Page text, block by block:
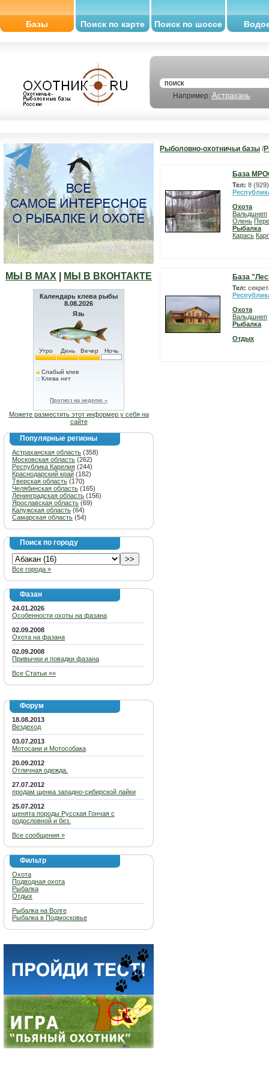
Базы Поиск по карте Поиск по шоссе
Например: Астрахань
МЫ В МАХ МЫ В ВКОНТАКТЕ
Календарь клева рыбы
8.08.2026
Язь
Утро День Вечер Ночь
Слабый клев
Клева нет
Прогноз на неделю »
Можете разместить этот информер у себя на
сайте
Популярные регионы
Астраханская область (358)
Московская область (262)
Республика Карелия (244)
Краснодарский край (182)
Тверская область (170)
Челябинская область (165)
Ленинградская область (156)
Ярославская область (69)
Калужская область (64)
Самарская область (54)
Поиск по городу
Все города »
Фазан
24.01.2026
Особенности охоты на фазана
02.09.2008
Охота на фазана
02.09.2008
Привычки и повадки фазана
Все Статьи »»
Форум
18.08.2013
Вездеход
03.07.2013
Мотосани и Мотособака
20.09.2012
Отличная одежда.
27.07.2012
продам щенка западно-сибирской лайки
25.07.2012
щенята породы Русская Гончая с
родословной и без.
Все сообщения »
Фильтр
Охота
Подводная охота
Рыбалка
Отдых
Рыбалка на Волге
Рыбалка в Подмосковье
Рыболовно-охотничьи базы /
База
Тел: 8
Охота
Вальдшнеп
Олень
Рыбалка
Карась
База
Тел:
Охота
Вальдшнеп
Рыбалка
Отдых